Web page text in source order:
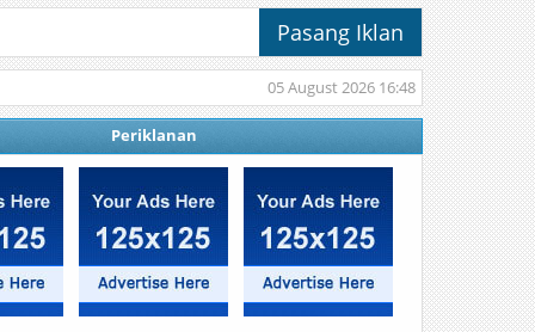
Pasang Iklan
05 August 2026 16:48
Periklanan